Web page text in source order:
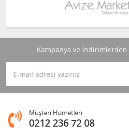
Kampanya ve
Müşteri Hizmetleri
0212 236 72 08